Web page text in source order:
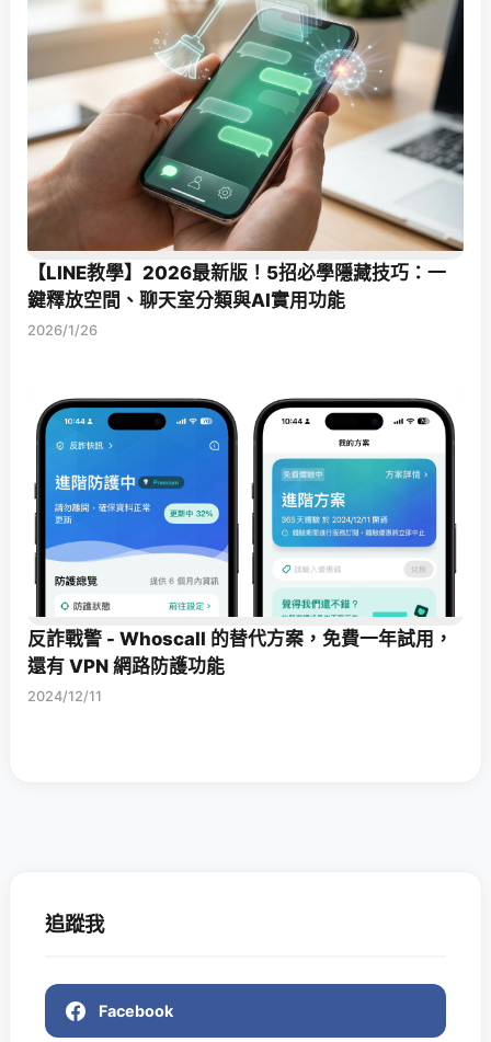
【LINE教學】2026最新版！5招必學隱藏技巧：一
鍵釋放空間、聊天室分類與AI實用功能
2026/1/26
反詐戰警 - Whoscall 的替代方案，免費一年試用，
還有 VPN 網路防護功能
2024/12/11
追蹤我
Facebook